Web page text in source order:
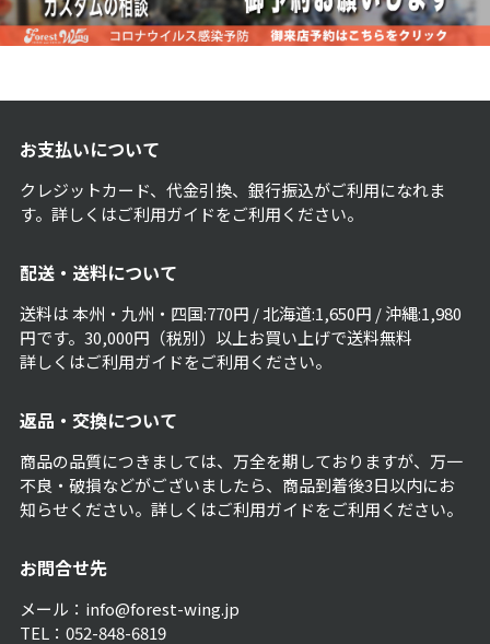
お支払いについて
クレジットカード、代金引換、銀行振込がご利用になれま
す。詳しくはご利用ガイドをご利用ください。
配送・送料について
送料は 本州・九州・四国:770円 / 北海道:1,650円 / 沖縄:1,980
円です。30,000円（税別）以上お買い上げで送料無料
詳しくはご利用ガイドをご利用ください。
返品・交換について
商品の品質につきましては、万全を期しておりますが、万一
不良・破損などがございましたら、商品到着後3日以内にお
知らせください。詳しくはご利用ガイドをご利用ください。
お問合せ先
メール：info@forest-wing.jp
TEL：052-848-6819